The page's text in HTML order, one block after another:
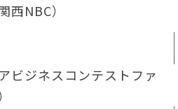
⻄NBC）
ビジネスコンテストファ